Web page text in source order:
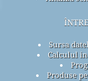
Sursa
Calculul
Produse